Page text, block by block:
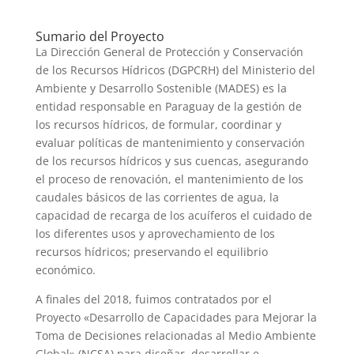
Sumario del Proyecto
La Dirección General de Protección y Conservación
de los Recursos Hídricos (DGPCRH) del Ministerio del
Ambiente y Desarrollo Sostenible (MADES) es la
entidad responsable en Paraguay de la gestión de
los recursos hídricos, de formular, coordinar y
evaluar políticas de mantenimiento y conservación
de los recursos hídricos y sus cuencas, asegurando
el proceso de renovación, el mantenimiento de los
caudales básicos de las corrientes de agua, la
capacidad de recarga de los acuíferos el cuidado de
los diferentes usos y aprovechamiento de los
recursos hídricos; preservando el equilibrio
económico.
A finales del 2018, fuimos contratados por el
Proyecto «Desarrollo de Capacidades para Mejorar la
Toma de Decisiones relacionadas al Medio Ambiente